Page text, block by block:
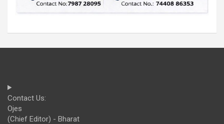
Contact Us:
Ojes
(Chief Editor) - Bharat